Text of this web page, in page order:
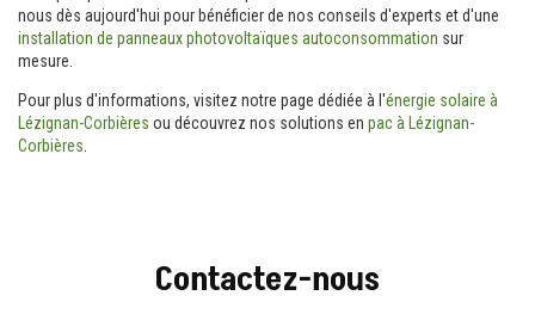
nous dès aujourd'hui pour bénéficier de nos conseils d'experts et d'une
installation de panneaux photovoltaïques autoconsommation sur
mesure.
Pour plus d'informations, visitez notre page dédiée à l'énergie solaire à
Lézignan-Corbières ou découvrez nos solutions en pac à Lézignan-
Corbières
Contactez-nous